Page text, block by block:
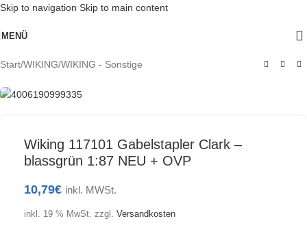
Skip to navigation Skip to main content
MENÜ
Start/WIKING/WIKING - Sonstige
Ausverkauft
Wiking 117101 Gabelstapler Clark –
blassgrün 1:87 NEU + OVP
10,79€ inkl. MWSt.
inkl. 19 % MwSt. zzgl. Versandkosten